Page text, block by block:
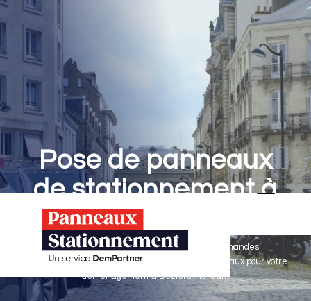
Pose de panneaux
de stationnement à
Béziers
Panneaux Stationnement effectue vos demandes
d'autorisations de stationnement & pose de panneaux pour votre
déménagement à Béziers (Hérault)